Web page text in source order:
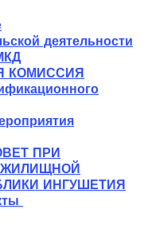
деятельности
КОМИССИЯ
ПРИ
ЖИЛИЩНОЙ
ИНГУШЕТИЯ